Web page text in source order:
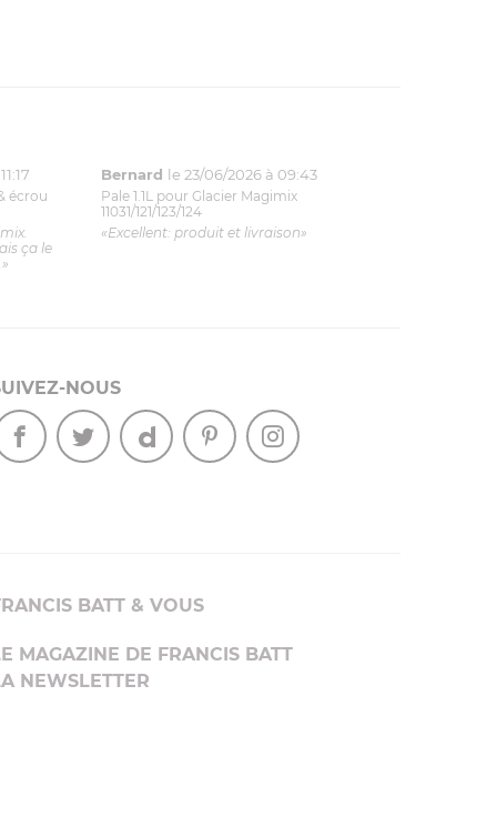
écrou
ça le
Bernard le 23/06/2026 à 09:43
Pale 1.1L pour Glacier Magimix
11031/121/123/124
«Excellent: produit et livraison»
NOUS
BATT & VOUS
MAGAZINE DE FRANCIS BATT
NEWSLETTER